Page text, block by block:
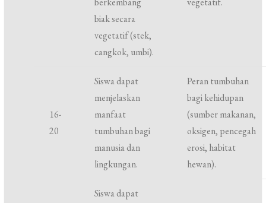
biak secara
vegetatif (stek,
cangkok, umbi).
16-
20
Siswa dapat
menjelaskan
manfaat
tumbuhan bagi
manusia dan
lingkungan.
Peran tumbuhan
bagi kehidupan
(sumber makanan,
oksigen, pencegah
erosi, habitat
hewan).
Siswa dapat